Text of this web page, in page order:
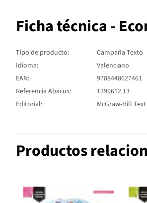
Ficha técnica -
Tipo de producto:
Campaña Texto
Idioma:
Valenciano
EAN:
9788448627461
Referencia Abacus:
1399612.13
Editorial:
McGraw-Hill Text
Productos